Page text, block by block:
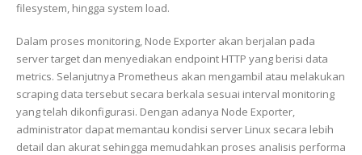
filesystem, hingga system load.
Dalam proses monitoring, Node Exporter akan berjalan pada
server target dan menyediakan endpoint HTTP yang berisi data
metrics. Selanjutnya Prometheus akan mengambil atau melakukan
scraping data tersebut secara berkala sesuai interval monitoring
yang telah dikonfigurasi. Dengan adanya Node Exporter,
administrator dapat memantau kondisi server Linux secara lebih
detail dan akurat sehingga memudahkan proses analisis performa